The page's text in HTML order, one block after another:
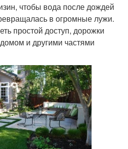
чтобы вода после дождей
в огромные лужи.
простой доступ, дорожки
и другими частями